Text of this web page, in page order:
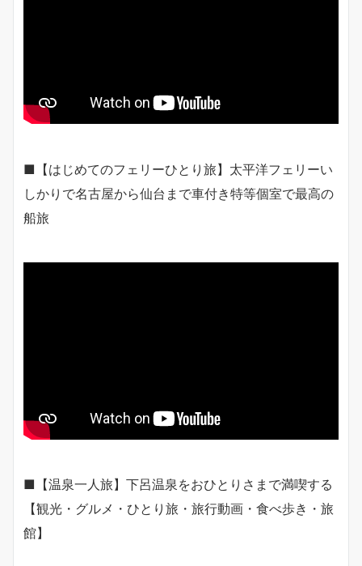
■【はじめてのフェリーひとり旅】太平洋フェリーい
しかりで名古屋から仙台まで車付き特等個室で最高の
船旅
■【温泉一人旅】下呂温泉をおひとりさまで満喫する
【観光・グルメ・ひとり旅・旅行動画・食べ歩き・旅
館】